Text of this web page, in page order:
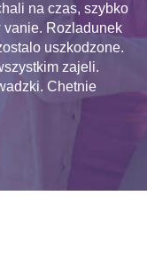
na czas, szybko
Rozladunek
uszkodzone.
zajeli.
Chetnie